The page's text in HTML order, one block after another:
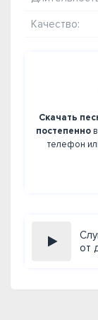
Качество:
Скачать
постепенно
телефон
от